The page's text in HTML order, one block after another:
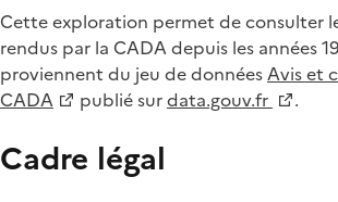
Cette exploration permet de consulter
rendus par la CADA depuis les années
proviennent du jeu de donnéesAvis et
CADA
publié surdata.gouv.fr .
Cadre légal